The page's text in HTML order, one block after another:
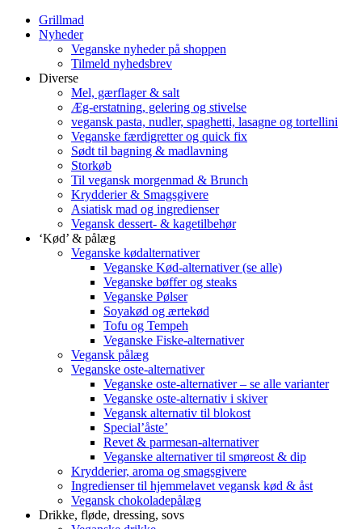
Grillmad
Nyheder
Veganske nyheder på shoppen
Tilmeld nyhedsbrev
Diverse
Mel, gærflager & salt
Æg-erstatning, gelering og stivelse
vegansk pasta, nudler, spaghetti, lasagne og tortellini
Veganske færdigretter og quick fix
Sødt til bagning & madlavning
Storkøb
Til vegansk morgenmad & Brunch
Krydderier & Smagsgivere
Asiatisk mad og ingredienser
Vegansk dessert- & kagetilbehør
‘Kød’ & pålæg
Veganske kødalternativer
Veganske Kød-alternativer (se alle)
Veganske bøffer og steaks
Veganske Pølser
Soyakød og ærtekød
Tofu og Tempeh
Veganske Fiske-alternativer
Vegansk pålæg
Veganske oste-alternativer
Veganske oste-alternativer – se alle varianter
Veganske oste-alternativ i skiver
Vegansk alternativ til blokost
Special’åste’
Revet & parmesan-alternativer
Veganske alternativer til smøreost & dip
Krydderier, aroma og smagsgivere
Ingredienser til hjemmelavet vegansk kød & åst
Vegansk chokoladepålæg
Drikke, fløde, dressing, sovs